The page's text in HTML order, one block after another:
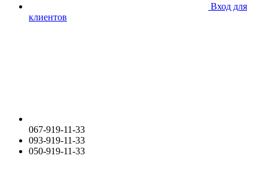
Вход для
клиентов
067-919-11-33
093-919-11-33
050-919-11-33